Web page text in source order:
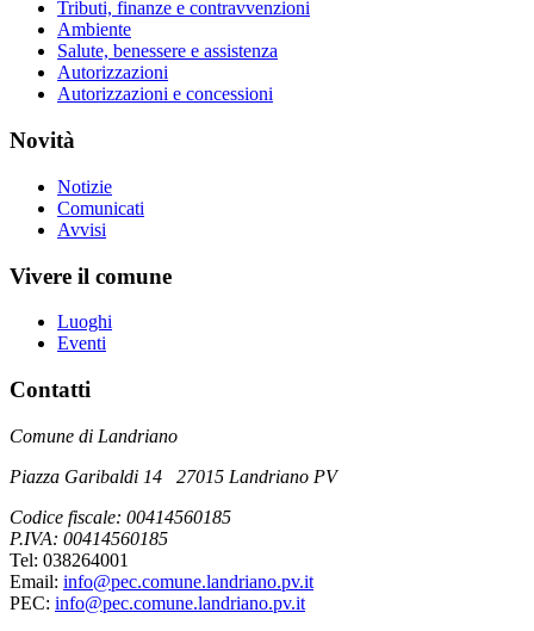
Tributi, finanze e contravvenzioni
Ambiente
Salute, benessere e assistenza
Autorizzazioni
Autorizzazioni e concessioni
Novità
Notizie
Comunicati
Avvisi
Vivere il comune
Luoghi
Eventi
Contatti
Comune di Landriano
Piazza Garibaldi 14 27015 Landriano PV
Codice fiscale: 00414560185
P.IVA: 00414560185
Tel: 038264001
Email: info@pec.comune.landriano.pv.it
PEC: info@pec.comune.landriano.pv.it